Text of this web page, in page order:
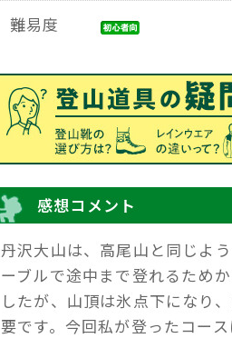
難易度
感想コメント
丹沢大山は、高尾山と同じよ
ーブルで途中まで登れるため
したが、山頂は氷点下になり
要です。今回私が登ったコー